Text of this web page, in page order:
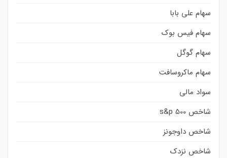
سهام علی بابا
سهام فیس بوک
سهام گوگل
سهام ماکروسافت
سواد مالی
شاخص s&p 500
شاخص داوجونز
شاخص نزدک